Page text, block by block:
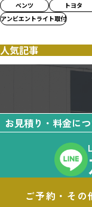
ベンツ トヨタ
アンビエントライト取付
人気記事
お見積り・料金に
ご予約・そ